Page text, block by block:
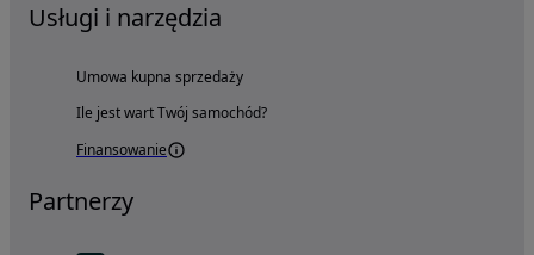
Usługi i narzędzia
Umowa kupna sprzedaży
Ile jest wart Twój samochód?
Finansowanie
Partnerzy